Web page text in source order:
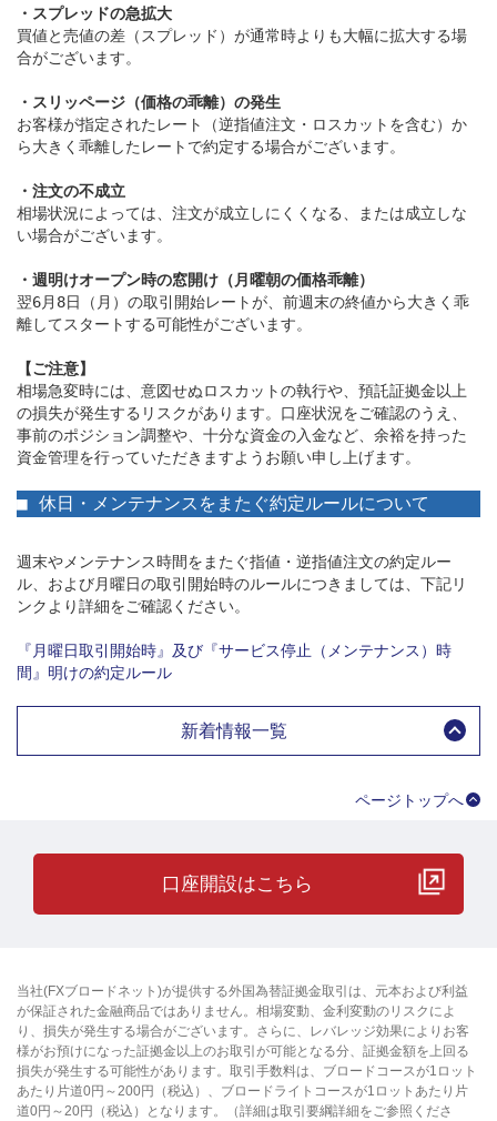
・スプレッドの急拡大
買値と売値の差（スプレッド）が通常時よりも大幅に拡大する場
合がございます。
・スリッページ（価格の乖離）の発生
お客様が指定されたレート（逆指値注文・ロスカットを含む）か
ら大きく乖離したレートで約定する場合がございます。
・注文の不成立
相場状況によっては、注文が成立しにくくなる、または成立しな
い場合がございます。
・週明けオープン時の窓開け（月曜朝の価格乖離）
翌6月8日（月）の取引開始レートが、前週末の終値から大きく乖
離してスタートする可能性がございます。
【ご注意】
相場急変時には、意図せぬロスカットの執行や、預託証拠金以上
の損失が発生するリスクがあります。口座状況をご確認のうえ、
事前のポジション調整や、十分な資金の入金など、余裕を持った
資金管理を行っていただきますようお願い申し上げます。
■ 休日・メンテナンスをまたぐ約定ルールについて
週末やメンテナンス時間をまたぐ指値・逆指値注文の約定ルー
ル、および月曜日の取引開始時のルールにつきましては、下記リ
ンクより詳細をご確認ください。
『月曜日取引開始時』及び『サービス停止（メンテナンス）時
間』明けの約定ルール
新着情報一覧
ページトップへ
口座開設はこちら
当社(FXブロードネット)が提供する外国為替証拠金取引は、元本および利益
が保証された金融商品ではありません。相場変動、金利変動のリスクによ
り、損失が発生する場合がございます。さらに、レバレッジ効果によりお客
様がお預けになった証拠金以上のお取引が可能となる分、証拠金額を上回る
損失が発生する可能性があります。取引手数料は、ブロードコースが1ロット
あたり片道0円～200円（税込）、ブロードライトコースが1ロットあたり片
道0円～20円（税込）となります。（詳細は取引要綱詳細をご参照くださ